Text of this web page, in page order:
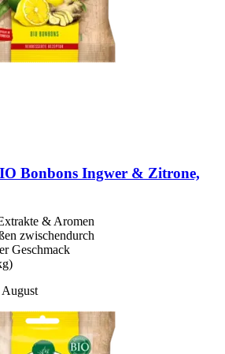
Bonbons Ingwer & Zitrone,
& Aromen
zwischendurch
Geschmack